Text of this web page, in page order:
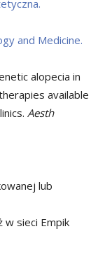
and Medicine.
alopecia in
available
Aesth
lub
w sieci Empik